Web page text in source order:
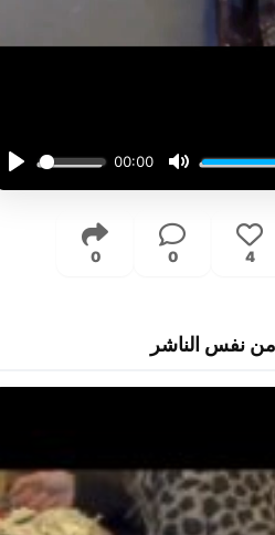
Play
00:00
Mute
4
0
0
نفس الناشر